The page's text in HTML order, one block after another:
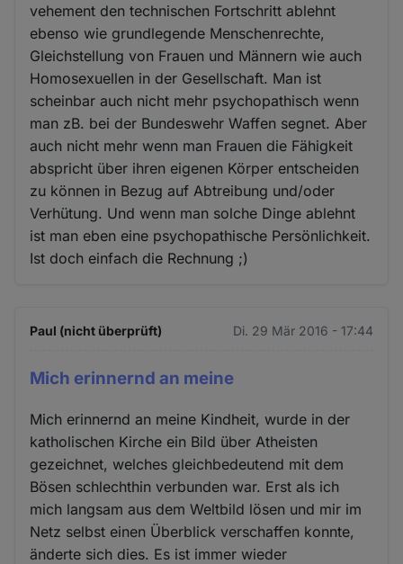
vehement den technischen Fortschritt ablehnt
ebenso wie grundlegende Menschenrechte,
Gleichstellung von Frauen und Männern wie auch
Homosexuellen in der Gesellschaft. Man ist
scheinbar auch nicht mehr psychopathisch wenn
man zB. bei der Bundeswehr Waffen segnet. Aber
auch nicht mehr wenn man Frauen die Fähigkeit
abspricht über ihren eigenen Körper entscheiden
zu können in Bezug auf Abtreibung und/oder
Verhütung. Und wenn man solche Dinge ablehnt
ist man eben eine psychopathische Persönlichkeit.
Ist doch einfach die Rechnung ;)
Paul (nicht überprüft) Di. 29 Mär 2016 - 17:44
Mich erinnernd an meine
Mich erinnernd an meine Kindheit, wurde in der
katholischen Kirche ein Bild über Atheisten
gezeichnet, welches gleichbedeutend mit dem
Bösen schlechthin verbunden war. Erst als ich
mich langsam aus dem Weltbild lösen und mir im
Netz selbst einen Überblick verschaffen konnte,
änderte sich dies. Es ist immer wieder